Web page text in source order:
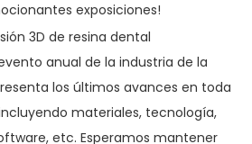
exposiciones!
anual de la industria de la
los últimos avances en toda
materiales, tecnología,
etc. Esperamos mantener